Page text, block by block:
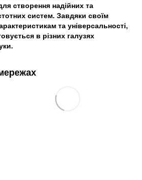
створення надійних та
систем. Завдяки своїм
та універсальності,
в різних галузях